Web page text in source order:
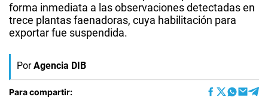
forma inmediata a las observaciones detectadas en
trece plantas faenadoras, cuya habilitación para
exportar fue suspendida.
Por Agencia DIB
Para compartir: